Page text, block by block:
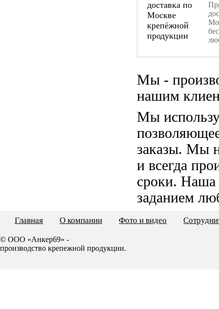
Мы -
нашим
Мы
заказы. Мы
и всегда
сроки. Наша
заданием
Главная О компании Фото и видео
© ООО «Анкер69» -
производство крепежной продукции.